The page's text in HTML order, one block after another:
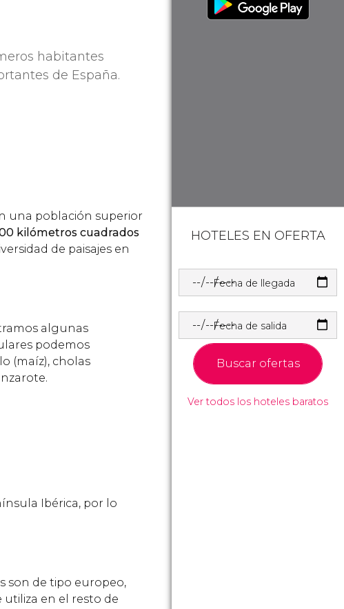
habitantes
de España.
una población superior
kilómetros cuadrados
de paisajes en
algunas
podemos
(maíz), cholas
Ibérica, por lo
son de tipo europeo,
utiliza en el resto de
HOTELES EN OFERTA
Fecha de llegada
Fecha de salida
Buscar ofertas
Ver todos los hoteles baratos